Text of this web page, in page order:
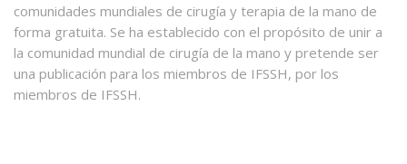
comunidades mundiales de cirugía y terapia de la mano de
forma gratuita. Se ha establecido con el propósito de unir a
la comunidad mundial de cirugía de la mano y pretende ser
una publicación para los miembros de IFSSH, por los
miembros de IFSSH.